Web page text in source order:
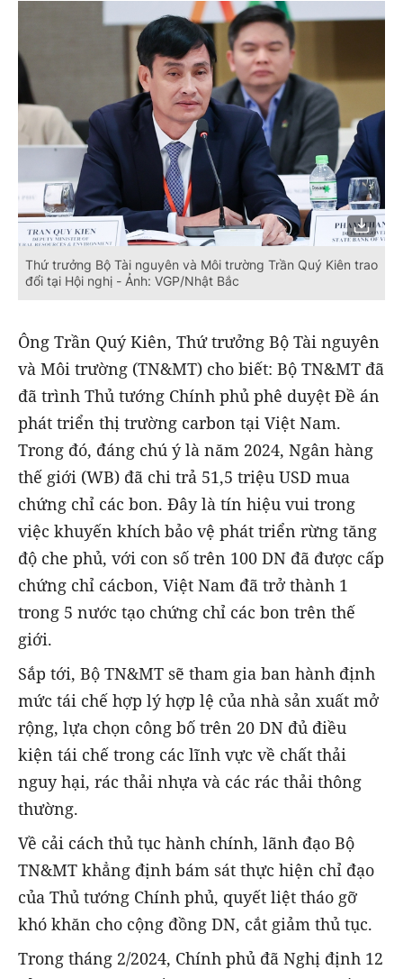
Thứ trưởng Bộ Tài nguyên và Môi trường Trần Quý Kiên trao
đổi tại Hội nghị - Ảnh: VGP/Nhật Bắc
Ông Trần Quý Kiên, Thứ trưởng Bộ Tài nguyên
và Môi trường (TN&MT) cho biết: Bộ TN&MT đã
đã trình Thủ tướng Chính phủ phê duyệt Đề án
phát triển thị trường carbon tại Việt Nam.
Trong đó, đáng chú ý là năm 2024, Ngân hàng
thế giới (WB) đã chi trả 51,5 triệu USD mua
chứng chỉ các bon. Đây là tín hiệu vui trong
việc khuyến khích bảo vệ phát triển rừng tăng
độ che phủ, với con số trên 100 DN đã được cấp
chứng chỉ cácbon, Việt Nam đã trở thành 1
trong 5 nước tạo chứng chỉ các bon trên thế
giới.
Sắp tới, Bộ TN&MT sẽ tham gia ban hành định
mức tái chế hợp lý hợp lệ của nhà sản xuất mở
rộng, lựa chọn công bố trên 20 DN đủ điều
kiện tái chế trong các lĩnh vực về chất thải
nguy hại, rác thải nhựa và các rác thải thông
thường.
Về cải cách thủ tục hành chính, lãnh đạo Bộ
TN&MT khẳng định bám sát thực hiện chỉ đạo
của Thủ tướng Chính phủ, quyết liệt tháo gỡ
khó khăn cho cộng đồng DN, cắt giảm thủ tục.
Trong tháng 2/2024, Chính phủ đã Nghị định 12